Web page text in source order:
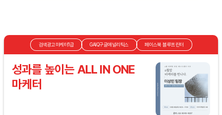
검색광고마케터1급 GAIQ구글애널리틱스 페이스북 블루프린터
성과를 높이는 ALL IN ONE
마케터